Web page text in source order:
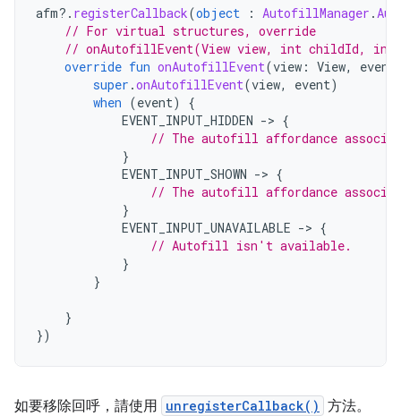
afm?. registerCallback(object : AutofillManager .
// For virtual structures, override
// onAutofillEvent(View view, int childId, int
override fun onAutofillEvent(view : View, event
super .onAutofillEvent(view, event)
when (event)
{
EVENT_INPUT_HIDDEN -> {
// The autofill affordance
}
EVENT_INPUT_SHOWN -> {
// The autofill affordance
}
EVENT_INPUT_UNAVAILABLE -> {
// Autofill isn't available.
}
}
}
})
如要移除回呼，請使用 unregisterCallback() 方法。